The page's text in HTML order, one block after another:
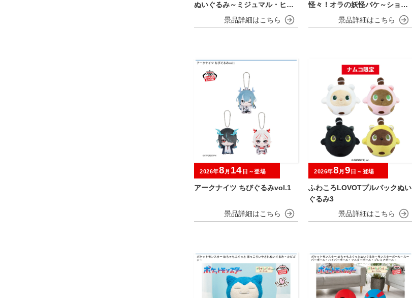
ぬいぐるみ～ミジュマル・ヒバ
ニー・ニャオハ～
怪々！オラの妖怪バケ～ション
みにぬいぐるみ
アークナイツ ちびぐるみvol.1
2026年8 月 14 日～登場
ふわころLOVOTプルバックぬい
ぐるみ3
2026年8 月 9 日～登場